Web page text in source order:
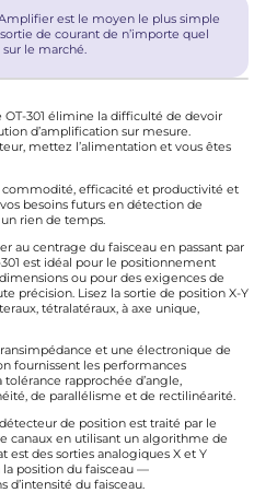
est le moyen le plus simple
de courant de n’importe quel
le marché.
301 élimine la difficulté de devoir
d’amplification sur mesure.
mettez l’alimentation et vous êtes
commodité, efficacité et productivité et
besoins futurs en détection de
un rien de temps.
au centrage du faisceau en passant par
est idéal pour le positionnement
ou pour des exigences de
précision. Lisez la sortie de position X-Y
tétralatéraux, à axe unique,
et une électronique de
fournissent les performances
tolérance rapprochée d’angle,
de parallélisme et de rectilinéarité.
de position est traité par le
canaux en utilisant un algorithme de
est des sorties analogiques X et Y
position du faisceau —
d’intensité du faisceau.